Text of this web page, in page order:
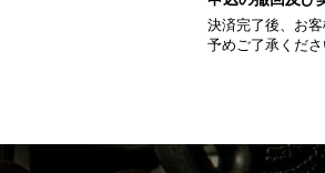
決済完了後、お
予めご了承くださ